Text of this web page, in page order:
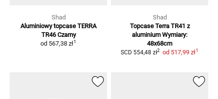
Shad
Aluminiowy topcase TERRA
TR46 Czarny
od 567,38 zł1
Shad
Topcase Terra TR41 z
aluminium Wymiary:
48x68cm
SCD 554,48 zł2 od 517,99 zł1